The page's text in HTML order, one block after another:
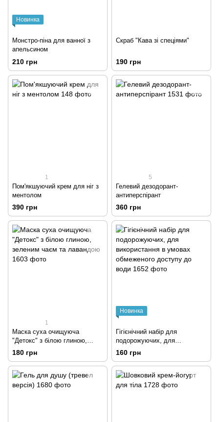
Новинка
Монстро-піна для ванної з
апельсином
210 грн
Скраб "Кава зі спеціями"
190 грн
1
Пом'якшуючий крем для ніг з
ментолом
390 грн
5
Гелевий дезодорант-
антиперспірант
360 грн
1
Маска суха очищуюча
"Детокс" з білою глиною,
зеленим чаєм та лавандою
180 грн
Новинка
Гігієнічний набір для
подорожуючих, для
використання в умовах
обмеженого доступу до води
160 грн